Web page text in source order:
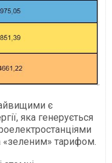
є
яка генерується
тарифом.